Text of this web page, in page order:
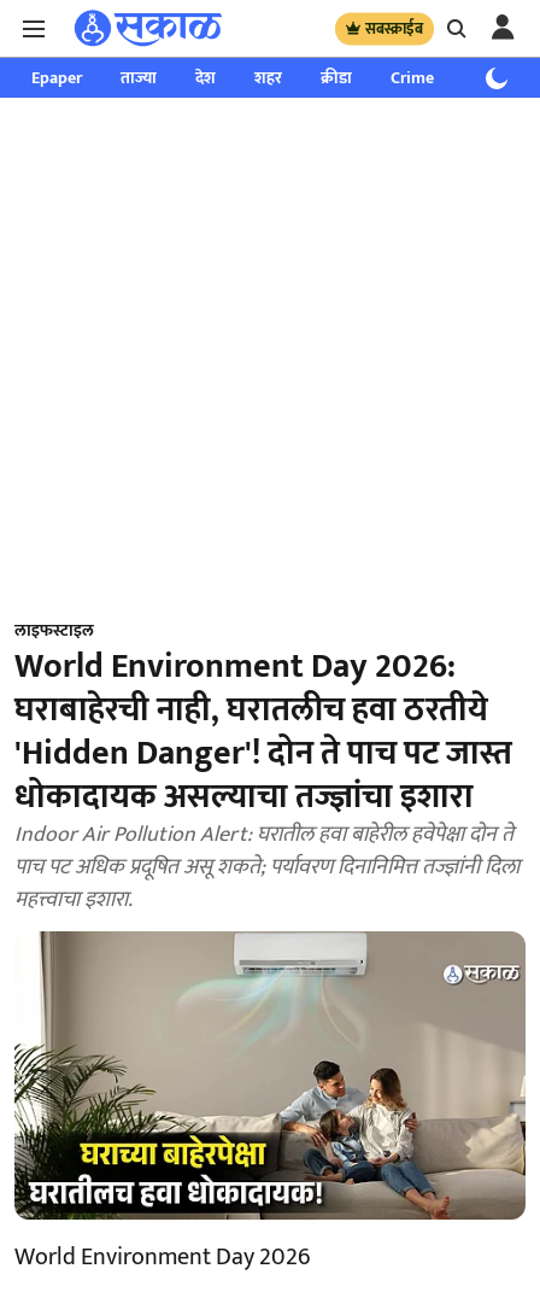
सबस्क्राईब
Epaper ताज्या देश शहर क्रीडा Crime साप्ताहिक
लाइफस्टाइल
World Environment Day 2026:
घराबाहेरची नाही, घरातलीच हवा ठरतीये
'Hidden Danger'! दोन ते पाच पट जास्त
धोकादायक असल्याचा तज्ज्ञांचा इशारा
Indoor Air Pollution Alert: घरातील हवा बाहेरील हवेपेक्षा दोन ते
पाच पट अधिक प्रदूषित असू शकते; पर्यावरण दिनानिमित्त तज्ज्ञांनी दिला
महत्त्वाचा इशारा.
World Environment Day 2026